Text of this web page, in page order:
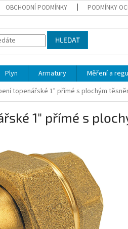
OBCHODNÍ PODMÍNKY PODMÍNKY
HLEDAT
Plyn Armatury Měření a
topenářské 1" přímé s plochým
1" přímé s